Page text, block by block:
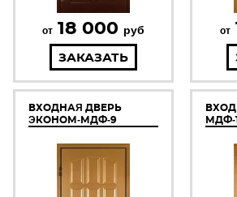
от 18 000 руб
ЗАКАЗАТЬ
от
ВХОДНАЯ ДВЕРЬ
ЭКОНОМ-МДФ-9
МДФ-